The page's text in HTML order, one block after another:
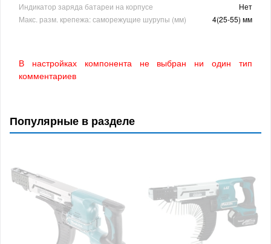
Индикатор заряда батареи на корпусе
Нет
Макс. разм. крепежа: саморежущие шурупы (мм)
4(25-55) мм
В настройках компонента не выбран ни один тип
комментариев
Популярные в разделе